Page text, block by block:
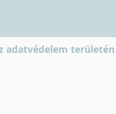
adatvédelem területén